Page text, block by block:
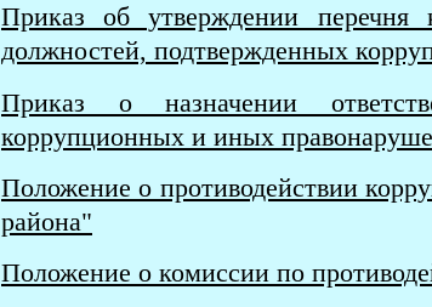
Приказ об утверждении перечня
должностей, подтвержденных
Приказ о назначении
коррупционных и иных
Положение о противодействии
района"
Положение о комиссии по